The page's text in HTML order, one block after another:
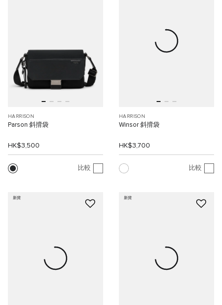
HARRISON
Parson 斜揹袋
HK$3,500
比較
HARRISON
Winsor 斜揹袋
HK$3,700
比較
新貨 新貨